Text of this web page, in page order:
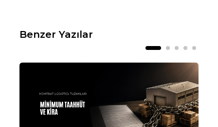
Benzer Yazılar